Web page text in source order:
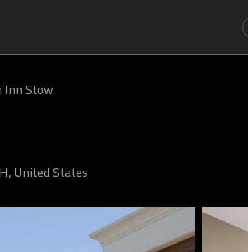
Inn Stow
United States